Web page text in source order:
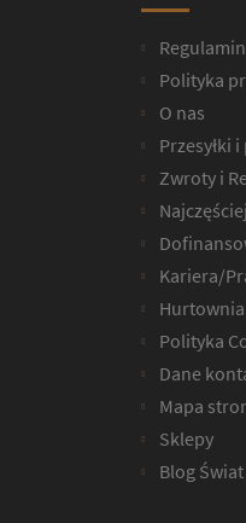
Regulamin
Polityka
O nas
Przesyłki
Zwroty i
Kariera/
Polityka
Dane
Mapa
Sklepy
Blog